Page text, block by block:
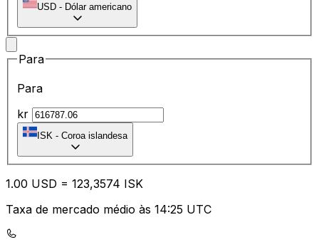
USD - Dólar americano
Para
Para
kr
ISK - Coroa islandesa
1.00 USD = 123,3574 ISK
Taxa de mercado médio às 14:25 UTC